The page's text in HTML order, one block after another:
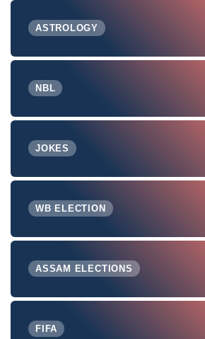
ASTROLOGY
NBL
JOKES
WB ELECTION
ASSAM ELECTIONS
FIFA